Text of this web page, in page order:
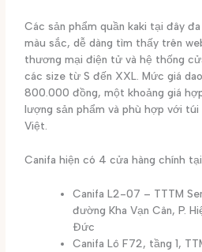
Các sản phẩm quần kaki tại đây
màu sắc, dễ dàng tìm thấy trên
thương mại điện tử và hệ thống
các size từ S đến XXL. Mức giá
800.000 đồng, một khoảng giá
lượng sản phẩm và phù hợp với
Việt.
Canifa hiện có 4 cửa hàng chính tại
Canifa L2-07 – TTTM
đường Kha Vạn Cân, P.
Đức
Canifa Lô F72, tầng 1,